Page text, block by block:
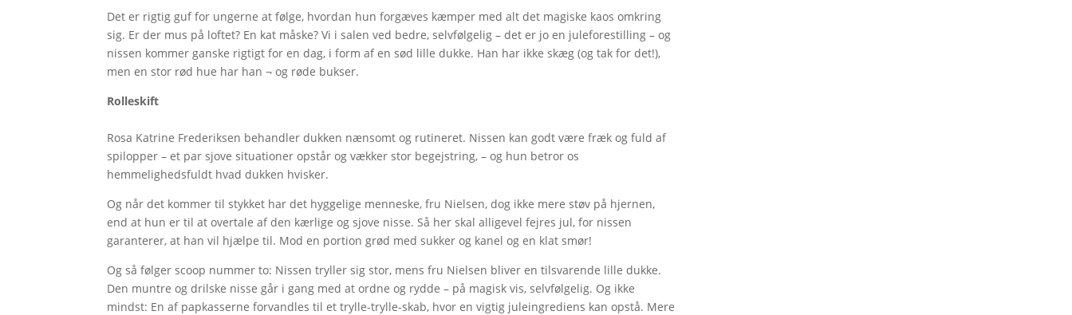
Det er rigtig guf for ungerne at følge, hvordan hun forgæves kæmper med alt det magiske kaos omkring
sig. Er der mus på loftet? En kat måske? Vi i salen ved bedre, selvfølgelig – det er jo en juleforestilling – og
nissen kommer ganske rigtigt for en dag, i form af en sød lille dukke. Han har ikke skæg (og tak for det!),
men en stor rød hue har han ¬ og røde bukser.
Rolleskift
Rosa Katrine Frederiksen behandler dukken nænsomt og rutineret. Nissen kan godt være fræk og fuld af
spilopper – et par sjove situationer opstår og vækker stor begejstring, – og hun betror os
hemmelighedsfuldt hvad dukken hvisker.
Og når det kommer til stykket har det hyggelige menneske, fru Nielsen, dog ikke mere støv på hjernen,
end at hun er til at overtale af den kærlige og sjove nisse. Så her skal alligevel fejres jul, for nissen
garanterer, at han vil hjælpe til. Mod en portion grød med sukker og kanel og en klat smør!
Og så følger scoop nummer to: Nissen tryller sig stor, mens fru Nielsen bliver en tilsvarende lille dukke.
Den muntre og drilske nisse går i gang med at ordne og rydde – på magisk vis, selvfølgelig. Og ikke
mindst: En af papkasserne forvandles til et trylle-trylle-skab, hvor en vigtig juleingrediens kan opstå. Mere